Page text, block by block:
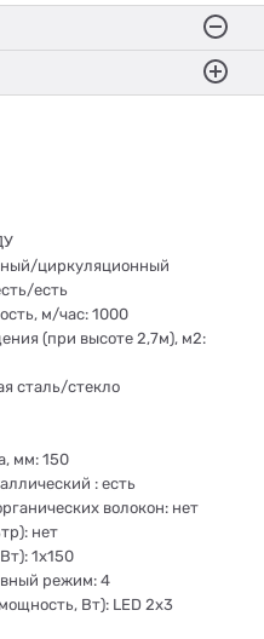
циркуляционный
есть
м/час: 1000
(при высоте 2,7м), м2:
сталь/стекло
мм: 150
: есть
волокон: нет
нет
1х150
режим: 4
Вт): LED 2х3